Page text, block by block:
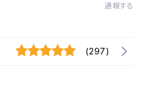
通報する
(297)